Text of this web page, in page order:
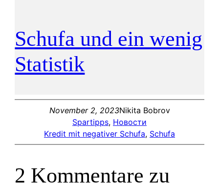
Schufa und ein wenig
Statistik
November 2, 2023Nikita Bobrov
Spartipps, Новости
Kredit mit negativer Schufa, Schufa
2 Kommentare zu